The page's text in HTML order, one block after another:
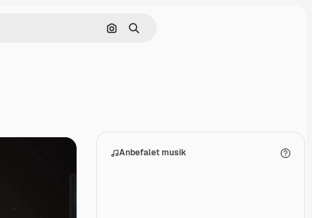
Søg efter billede
Søge
Anbefalet musik